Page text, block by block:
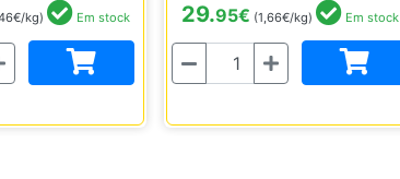
kg) Em stock 29.95€ (1,66€/kg) Em stock
Quantidade